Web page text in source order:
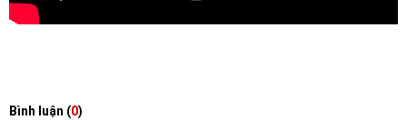
Bình luận (0)